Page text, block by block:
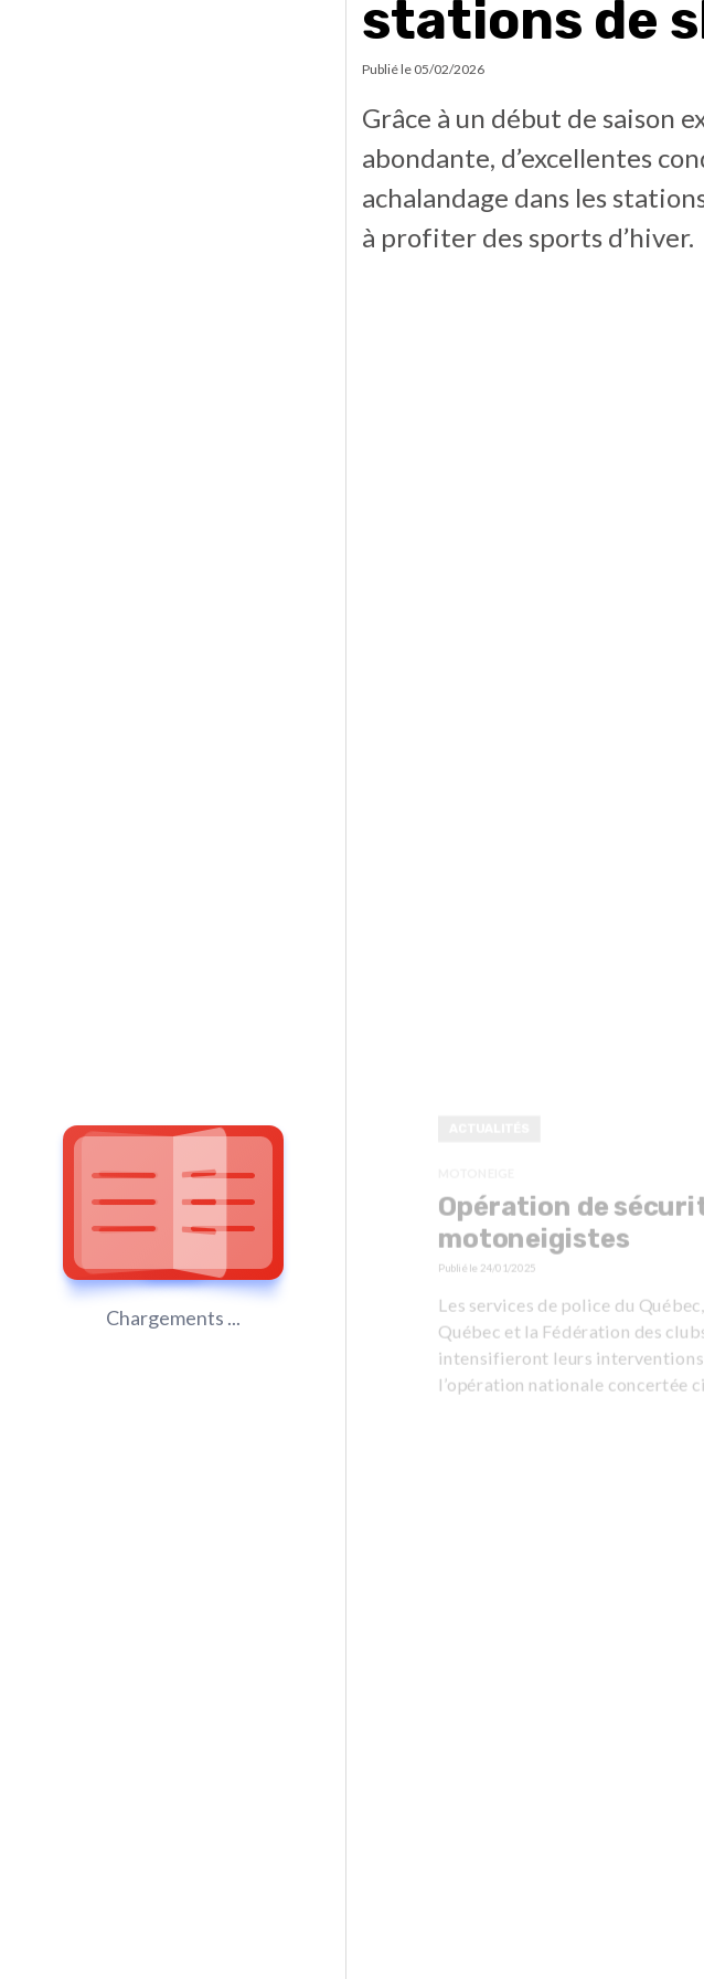
Chargements ...
stations de
Publié le 05/02/2026
Grâce à un début de saison
abondante, d’excellentes
achalandage dans les
à profiter des sports d’hiver.
Opération de
motoneigistes
Publié le 24/01/2025
Les services de police du
Québec et la Fédération des
intensifieront leurs interventions
l’opération nationale concertée